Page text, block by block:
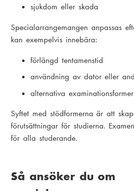
sjukdom eller skada
Specialarrangemangen anpassas
kan exempelvis innebära:
förlängd tentamenstid
användning av dator eller
alternativa examinationsformer
Syftet med stödformerna är att
förutsättningar för studierna.
för alla studerande.
Så ansöker du om